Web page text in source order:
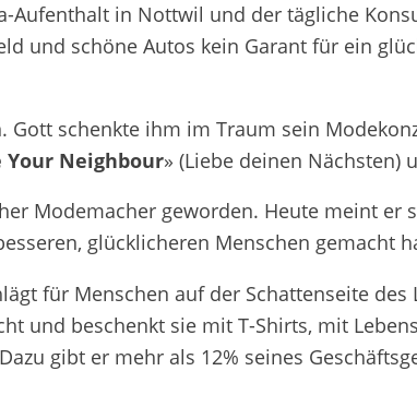
Aufenthalt in Nottwil und der tägliche
und schöne Autos kein Garant für ein
Gott schenkte ihm im Traum sein
Your Neighbour» (Liebe deinen Nächsten)
Modemacher geworden. Heute meint er
glücklicheren Menschen gemacht
für Menschen auf der Schattenseite des
und beschenkt sie mit T-Shirts, mit
gibt er mehr als 12% seines